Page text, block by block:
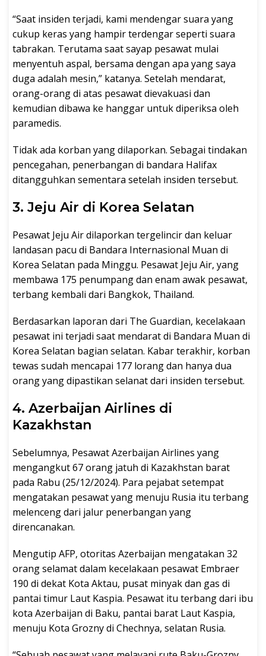
“Saat insiden terjadi, kami mendengar suara yang
cukup keras yang hampir terdengar seperti suara
tabrakan. Terutama saat sayap pesawat mulai
menyentuh aspal, bersama dengan apa yang saya
duga adalah mesin,” katanya. Setelah mendarat,
orang-orang di atas pesawat dievakuasi dan
kemudian dibawa ke hanggar untuk diperiksa oleh
paramedis.
Tidak ada korban yang dilaporkan. Sebagai tindakan
pencegahan, penerbangan di bandara Halifax
ditangguhkan sementara setelah insiden tersebut.
3. Jeju Air di Korea Selatan
Pesawat Jeju Air dilaporkan tergelincir dan keluar
landasan pacu di Bandara Internasional Muan di
Korea Selatan pada Minggu. Pesawat Jeju Air, yang
membawa 175 penumpang dan enam awak pesawat,
terbang kembali dari Bangkok, Thailand.
Berdasarkan laporan dari The Guardian, kecelakaan
pesawat ini terjadi saat mendarat di Bandara Muan di
Korea Selatan bagian selatan. Kabar terakhir, korban
tewas sudah mencapai 177 lorang dan hanya dua
orang yang dipastikan selanat dari insiden tersebut.
4. Azerbaijan Airlines di
Kazakhstan
Sebelumnya, Pesawat Azerbaijan Airlines yang
mengangkut 67 orang jatuh di Kazakhstan barat
pada Rabu (25/12/2024). Para pejabat setempat
mengatakan pesawat yang menuju Rusia itu terbang
melenceng dari jalur penerbangan yang
direncanakan.
Mengutip AFP, otoritas Azerbaijan mengatakan 32
orang selamat dalam kecelakaan pesawat Embraer
190 di dekat Kota Aktau, pusat minyak dan gas di
pantai timur Laut Kaspia. Pesawat itu terbang dari ibu
kota Azerbaijan di Baku, pantai barat Laut Kaspia,
menuju Kota Grozny di Chechnya, selatan Rusia.